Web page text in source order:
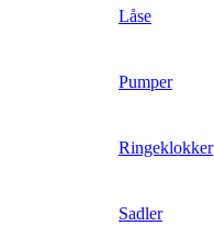
Låse
Pumper
Ringeklokker
Sadler